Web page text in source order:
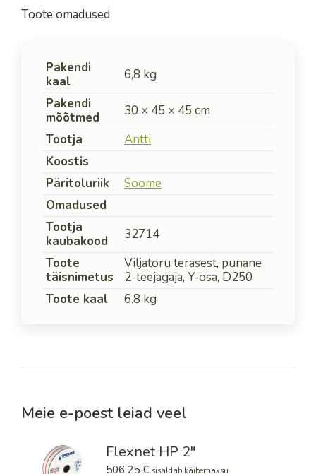
Toote omadused
Pakendi
kaal
6,8 kg
Pakendi
mõõtmed
30 × 45 × 45 cm
Tootja
Antti
Koostis
Päritoluriik
Soome
Omadused
Tootja
kaubakood
32714
Toote
täisnimetus
Viljatoru terasest, punane
2-teejagaja, Y-osa, D250
Toote kaal
6.8 kg
Meie e-poest leiad veel
Flexnet HP 2"
506,25 € sisaldab käibemaksu